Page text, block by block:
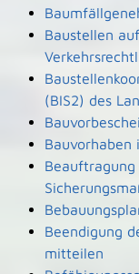
Baustellen
(BIS2) des
Bauvorhaben
Beendigung
mitteilen